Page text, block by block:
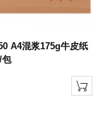
A4混浆175g牛皮纸
包
